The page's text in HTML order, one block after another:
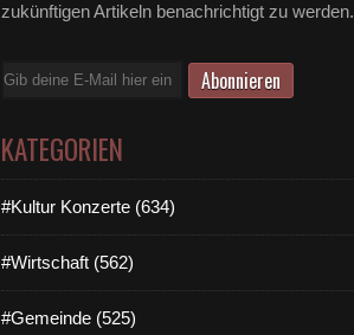
zukünftigen Artikeln benachrichtigt zu werden.
E-
KATEGORIEN
#Kultur Konzerte (634)
#Wirtschaft (562)
#Gemeinde (525)